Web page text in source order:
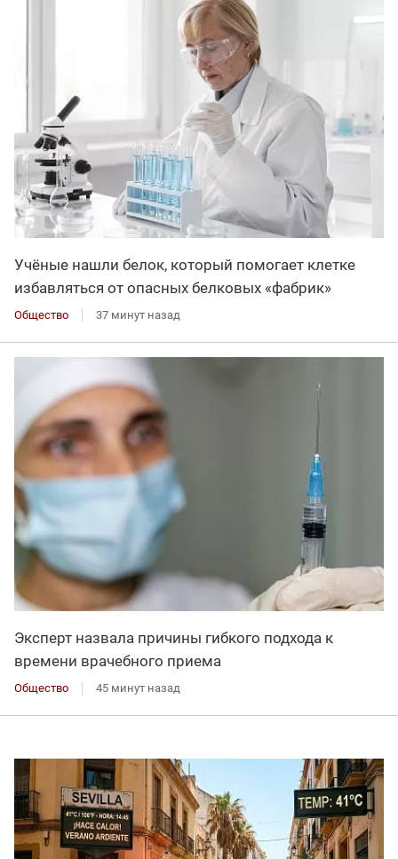
Учёные нашли белок, который помогает клетке
избавляться от опасных белковых «фабрик»
Общество 37 минут назад
Эксперт назвала причины гибкого подхода к
времени врачебного приема
Общество 45 минут назад